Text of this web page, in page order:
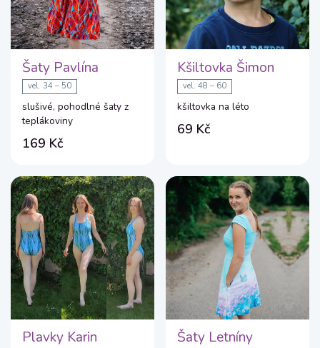
Šaty Pavlína
vel. 34 – 50
slušivé, pohodlné šaty z
teplákoviny
169 Kč
Kšiltovka Šimon
vel. 48 – 60
kšiltovka na léto
69 Kč
Plavky Karin Šaty Letníny